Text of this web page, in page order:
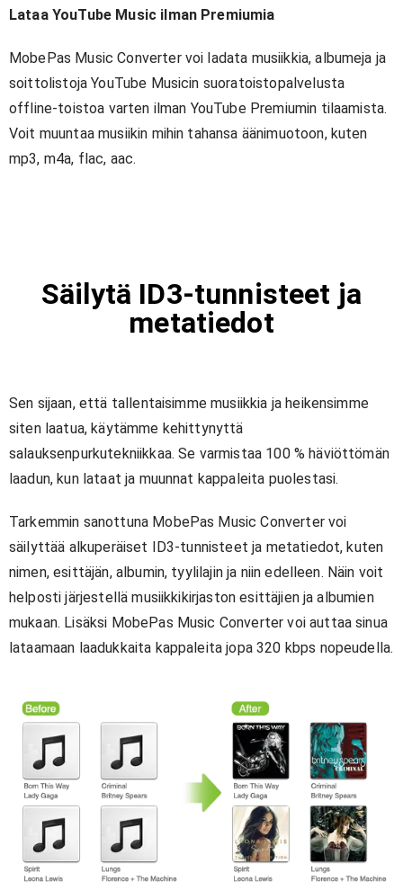
Lataa YouTube Music ilman Premiumia
MobePas Music Converter voi ladata musiikkia, albumeja ja
soittolistoja YouTube Musicin suoratoistopalvelusta
offline-toistoa varten ilman YouTube Premiumin tilaamista.
Voit muuntaa musiikin mihin tahansa äänimuotoon, kuten
mp3, m4a, flac, aac.
Säilytä ID3-tunnisteet ja
metatiedot
Sen sijaan, että tallentaisimme musiikkia ja heikensimme
siten laatua, käytämme kehittynyttä
salauksenpurkutekniikkaa. Se varmistaa 100 % häviöttömän
laadun, kun lataat ja muunnat kappaleita puolestasi.
Tarkemmin sanottuna MobePas Music Converter voi
säilyttää alkuperäiset ID3-tunnisteet ja metatiedot, kuten
nimen, esittäjän, albumin, tyylilajin ja niin edelleen. Näin voit
helposti järjestellä musiikkikirjaston esittäjien ja albumien
mukaan. Lisäksi MobePas Music Converter voi auttaa sinua
lataamaan laadukkaita kappaleita jopa 320 kbps nopeudella.